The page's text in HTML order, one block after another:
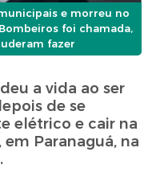
e morreu no
foi chamada,
fazer
a vida ao ser
de se
elétrico e cair na
Paranaguá, na